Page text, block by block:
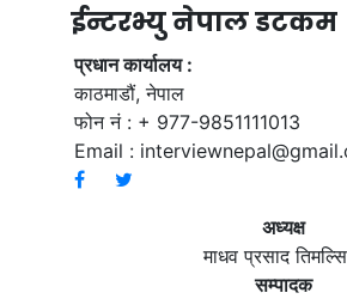
ईन्टरभ्यु नेपाल डटकम
प्रधान कार्यालय :
काठमाडौं, नेपाल
फोन नं : + 977-9851111013
Email :
अध्यक्ष
माधव प्रसाद
सम्पादक